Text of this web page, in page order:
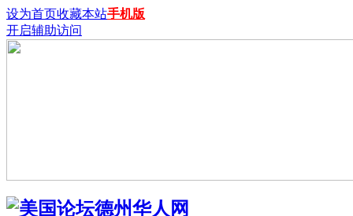
设为首页收藏本站手机版
开启辅助访问